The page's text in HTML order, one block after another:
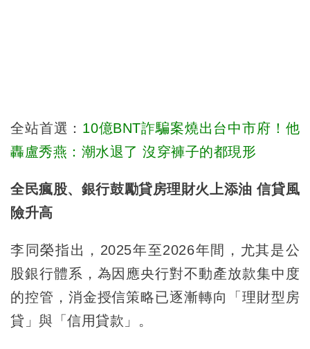
全站首選： 10億BNT詐騙案燒出台中市府！他
轟盧秀燕：潮水退了 沒穿褲子的都現形
全民瘋股、銀行鼓勵貸房理財火上添油 信貸風
險升高
李同榮指出，2025年至2026年間，尤其是公
股銀行體系，為因應央行對不動產放款集中度
的控管，消金授信策略已逐漸轉向「理財型房
貸」與「信用貸款」。